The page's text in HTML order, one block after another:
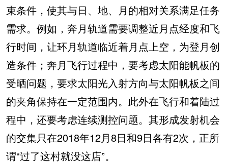
束条件，使其与日、地、月的相对关系满足任务
需求。例如，奔月轨道需要调整近月点经度和飞
行时间，让环月轨道临近着月点上空，为登月创
造条件；奔月飞行过程中，要考虑太阳能帆板的
受晒问题，要求太阳光入射方向与太阳帆板之间
的夹角保持在一定范围内。此外在飞行和着陆过
程中，还要考虑连续测控问题。其形成发射机会
的交集只在2018年12月8日和9日各有2次，正所
谓“过了这村就没这店”。